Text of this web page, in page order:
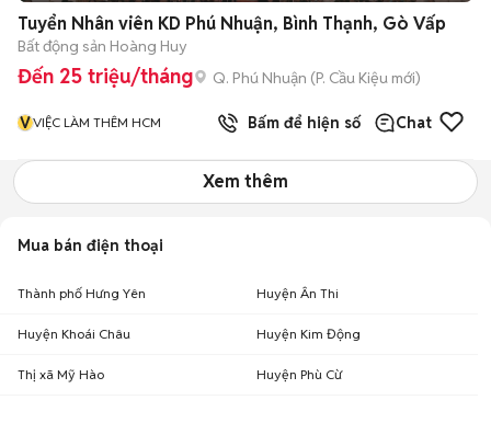
Tuyển Nhân viên KD Phú Nhuận, Bình Thạnh, Gò Vấp
Bất động sản Hoàng Huy
Đến 25 triệu/tháng Q. Phú Nhuận (P. Cầu Kiệu mới)
VVIỆC LÀM THÊM HCM Bấm để hiện số Chat
Xem thêm
Mua bán điện thoại
Thành phố Hưng Yên Huyện Ân Thi
Huyện Khoái Châu Huyện Kim Động
Thị xã Mỹ Hào Huyện Phù Cừ